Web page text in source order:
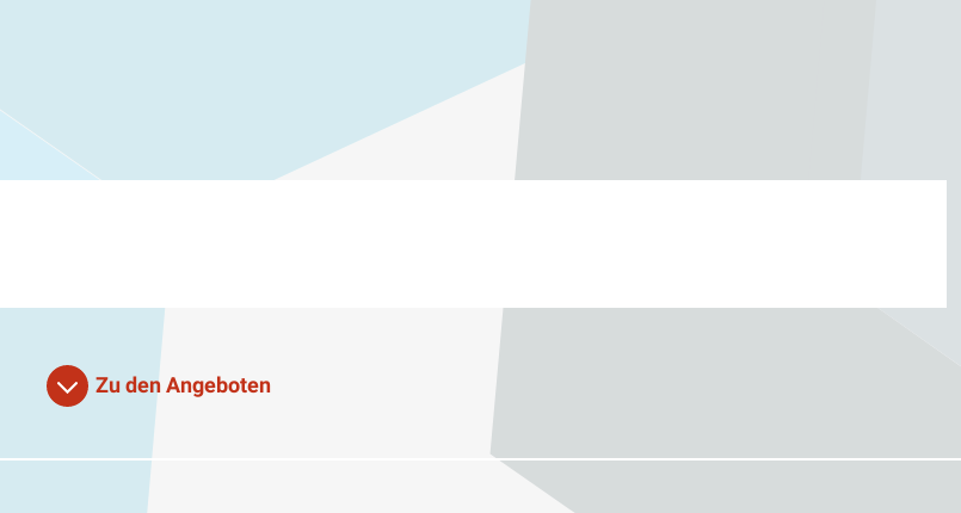
Zu den Angeboten